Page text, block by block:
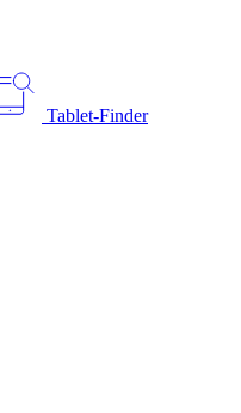
Tablet-Finder